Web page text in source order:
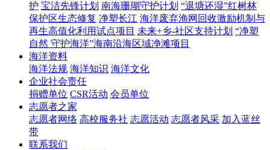
护 宝洁先锋计划 南海珊瑚守护计划 “退塘还湿”红树林
保护区生态修复 净塑长江 海洋废弃渔网回收激励机制与
再生高值化利用试点项目 未来+乡-社区支持计划 “净塑
自然 守护海洋”海南沿海区域净滩项目
海洋资料
海洋法规 海洋知识 海洋文化
企业社会责任
捐赠单位 CSR活动 会员单位
志愿者之家
志愿者网络 高校服务社 志愿活动 志愿者风采 加入蓝丝
带
联系我们